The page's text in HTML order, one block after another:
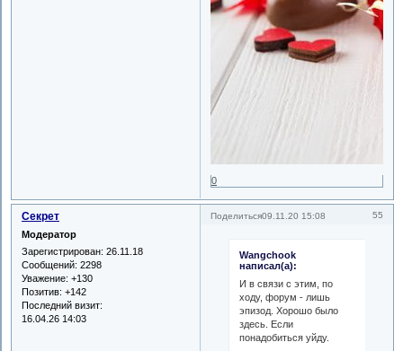
0
Поделиться 55
09.11.20 15:08
Секрет
Модератор
Зарегистрирован: 26.11.18
Сообщений: 2298
Уважение: +130
Позитив: +142
Последний визит:
16.04.26 14:03
Wangchook
написал(а):
И в связи с этим, по
ходу, форум - лишь
эпизод. Хорошо было
здесь. Если
понадобиться уйду.